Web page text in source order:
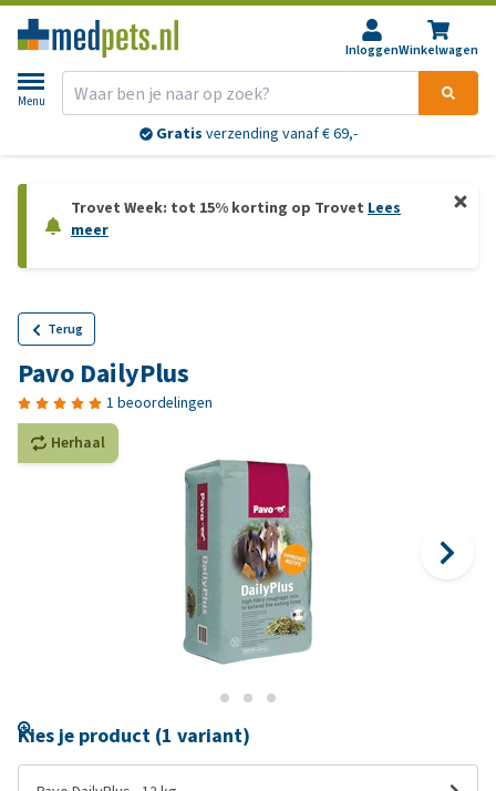
InloggenWinkelwagen
Menu
Gratis verzending vanaf € 69,-
Trovet Week: tot 15% korting op Trovet Lees
meer
Terug
Pavo DailyPlus
1 beoordelingen
Herhaal
Kies je product (1 variant)